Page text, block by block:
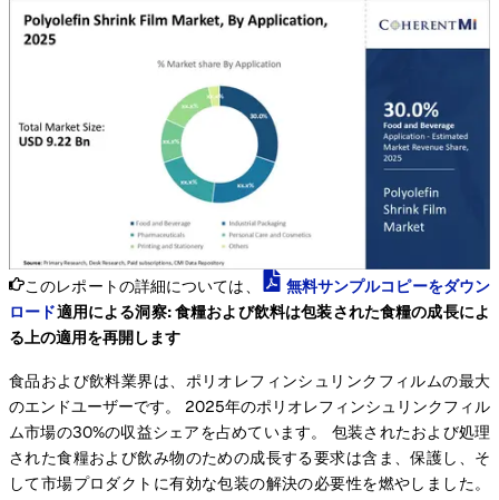
このレポートの詳細については、
無料サンプルコピーをダウン
ロード適用による洞察: 食糧および飲料は包装された食糧の成長によ
る上の適用を再開します
食品および飲料業界は、ポリオレフィンシュリンクフィルムの最大
のエンドユーザーです。 2025年のポリオレフィンシュリンクフィル
ム市場の30%の収益シェアを占めています。 包装されたおよび処理
された食糧および飲み物のための成長する要求は含ま、保護し、そ
して市場プロダクトに有効な包装の解決の必要性を燃やしました。